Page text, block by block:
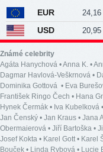
EUR 24,16
USD 20,95
Známé celebrity
Agáta Hanychová •Anna K. •
Dagmar Havlová-Veškrnová •
Dominika Gottová • Eva
František Ringo Čech • Hana
Hynek Čermák • Iva Kubelková •
Jan Čenský • Jan Kraus • Jana
Obermaierová • Jiří Bartoška •
Josef Kokta • Karel Gott • Karel
Bouček • Linda Rybová • Lucie